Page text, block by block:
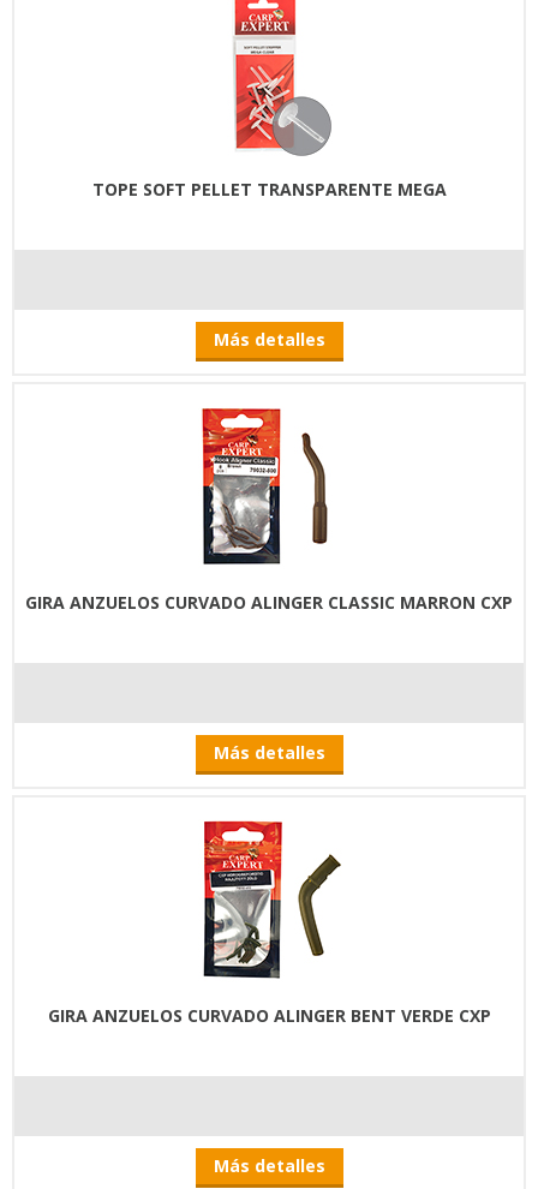
TOPE SOFT PELLET TRANSPARENTE MEGA
Más detalles
GIRA ANZUELOS CURVADO ALINGER CLASSIC MARRON CXP
Más detalles
GIRA ANZUELOS CURVADO ALINGER BENT VERDE CXP
Más detalles